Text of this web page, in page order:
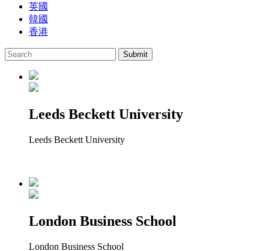
英國
韓國
香港
Leeds Beckett University
Leeds Beckett University
London Business School
London Business School